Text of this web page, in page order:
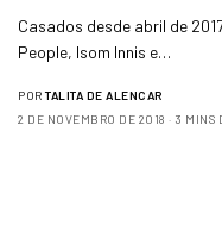
Casados desde abril de
People, Isom Innis e…
POR TALITA DE ALENCAR
2 DE NOVEMBRO DE 2018
3 MINS